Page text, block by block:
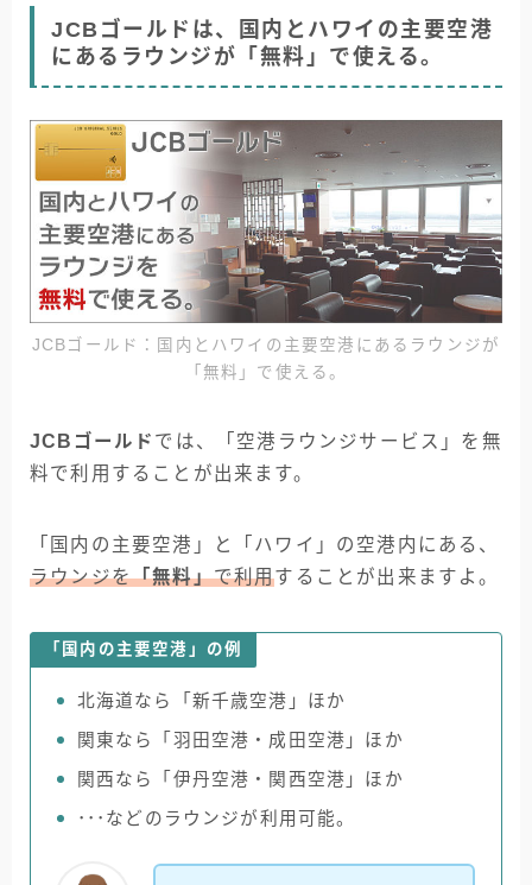
JCBゴールドは、国内とハワイの主要空港
にあるラウンジが「無料」で使える。
JCBゴールド：国内とハワイの主要空港にあるラウンジが
「無料」で使える。
JCBゴールド では、「空港ラウンジサービス」を無
料で利用することが出来ます。
「国内の主要空港」と「ハワイ」の空港内にある、
ラウンジを「無料」で利用することが出来ますよ。
「国内の主要空港」の例
北海道なら「新千歳空港」ほか
関東なら「羽田空港・成田空港」ほか
関西なら「伊丹空港・関西空港」ほか
･･･などのラウンジが利用可能。